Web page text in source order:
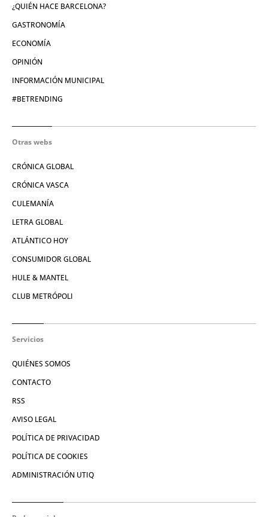
¿QUIÉN HACE BARCELONA?
GASTRONOMÍA
ECONOMÍA
OPINIÓN
INFORMACIÓN MUNICIPAL
#BETRENDING
Otras webs
CRÓNICA GLOBAL
CRÓNICA VASCA
CULEMANÍA
LETRA GLOBAL
ATLÁNTICO HOY
CONSUMIDOR GLOBAL
HULE & MANTEL
CLUB METRÓPOLI
Servicios
QUIÉNES SOMOS
CONTACTO
RSS
AVISO LEGAL
POLÍTICA DE PRIVACIDAD
POLÍTICA DE COOKIES
ADMINISTRACIÓN UTIQ